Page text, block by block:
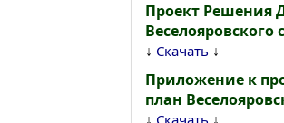
Проект Решения
Веселояровского
↓ Скачать ↓
Приложение к
план
Скачать